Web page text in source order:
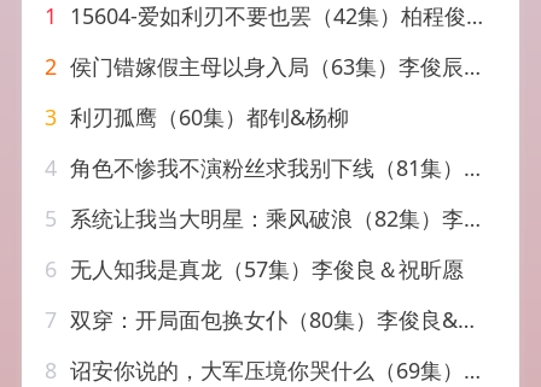
1
15604-爱如利刃不要也罢（42集）柏程俊＆房蕾
2 侯门错嫁假主母以身入局（63集）李俊辰&杨帆
3 利刃孤鹰（60集）都钊&杨柳
4 角色不惨我不演粉丝求我别下线（81集）李俊辰&何雨宸
5 系统让我当大明星：乘风破浪（82集）李俊良&朱梦茹
6 无人知我是真龙（57集）李俊良＆祝昕愿
7 双穿：开局面包换女仆（80集）李俊良&胡继月
8 诏安你说的，大军压境你哭什么（69集）江艺婷&李俊麟&魏奕菲